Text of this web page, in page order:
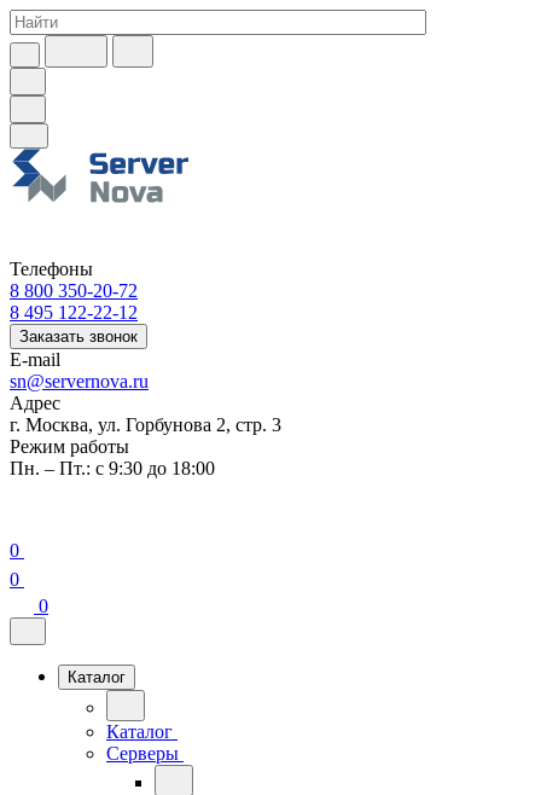
Телефоны
8 800 350-20-72
8 495 122-22-12
Заказать звонок
E-mail
sn@servernova.ru
Адрес
г. Москва, ул. Горбунова 2, стр. 3
Режим работы
Пн. – Пт.: с 9:30 до 18:00
0
0
0
Каталог
Каталог
Серверы